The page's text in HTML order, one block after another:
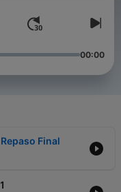
00:00
Final